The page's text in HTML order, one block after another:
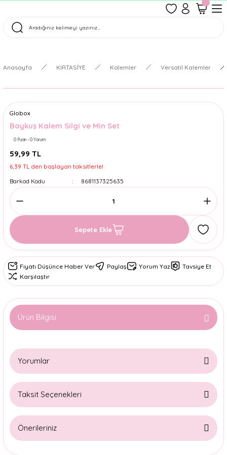
Tüm Siparişler Aynı Gün Kargoda!
Anasayfa KIRTASİYE Kalemler Versatil Kalemler
Globox
Baykuş Kalem Silgi ve Min Set
0 Puan - 0 Yorum
59,99 TL
6,39 TL den başlayan taksitlerle!
Barkod Kodu
8681137325635
Sepete Ekle
Fiyatı Düşünce Haber Ver Paylaş Yorum Yaz
Tavsiye Et
Karşılaştır
Ürün Bilgisi
Yorumlar
Taksit Seçenekleri
Önerileriniz